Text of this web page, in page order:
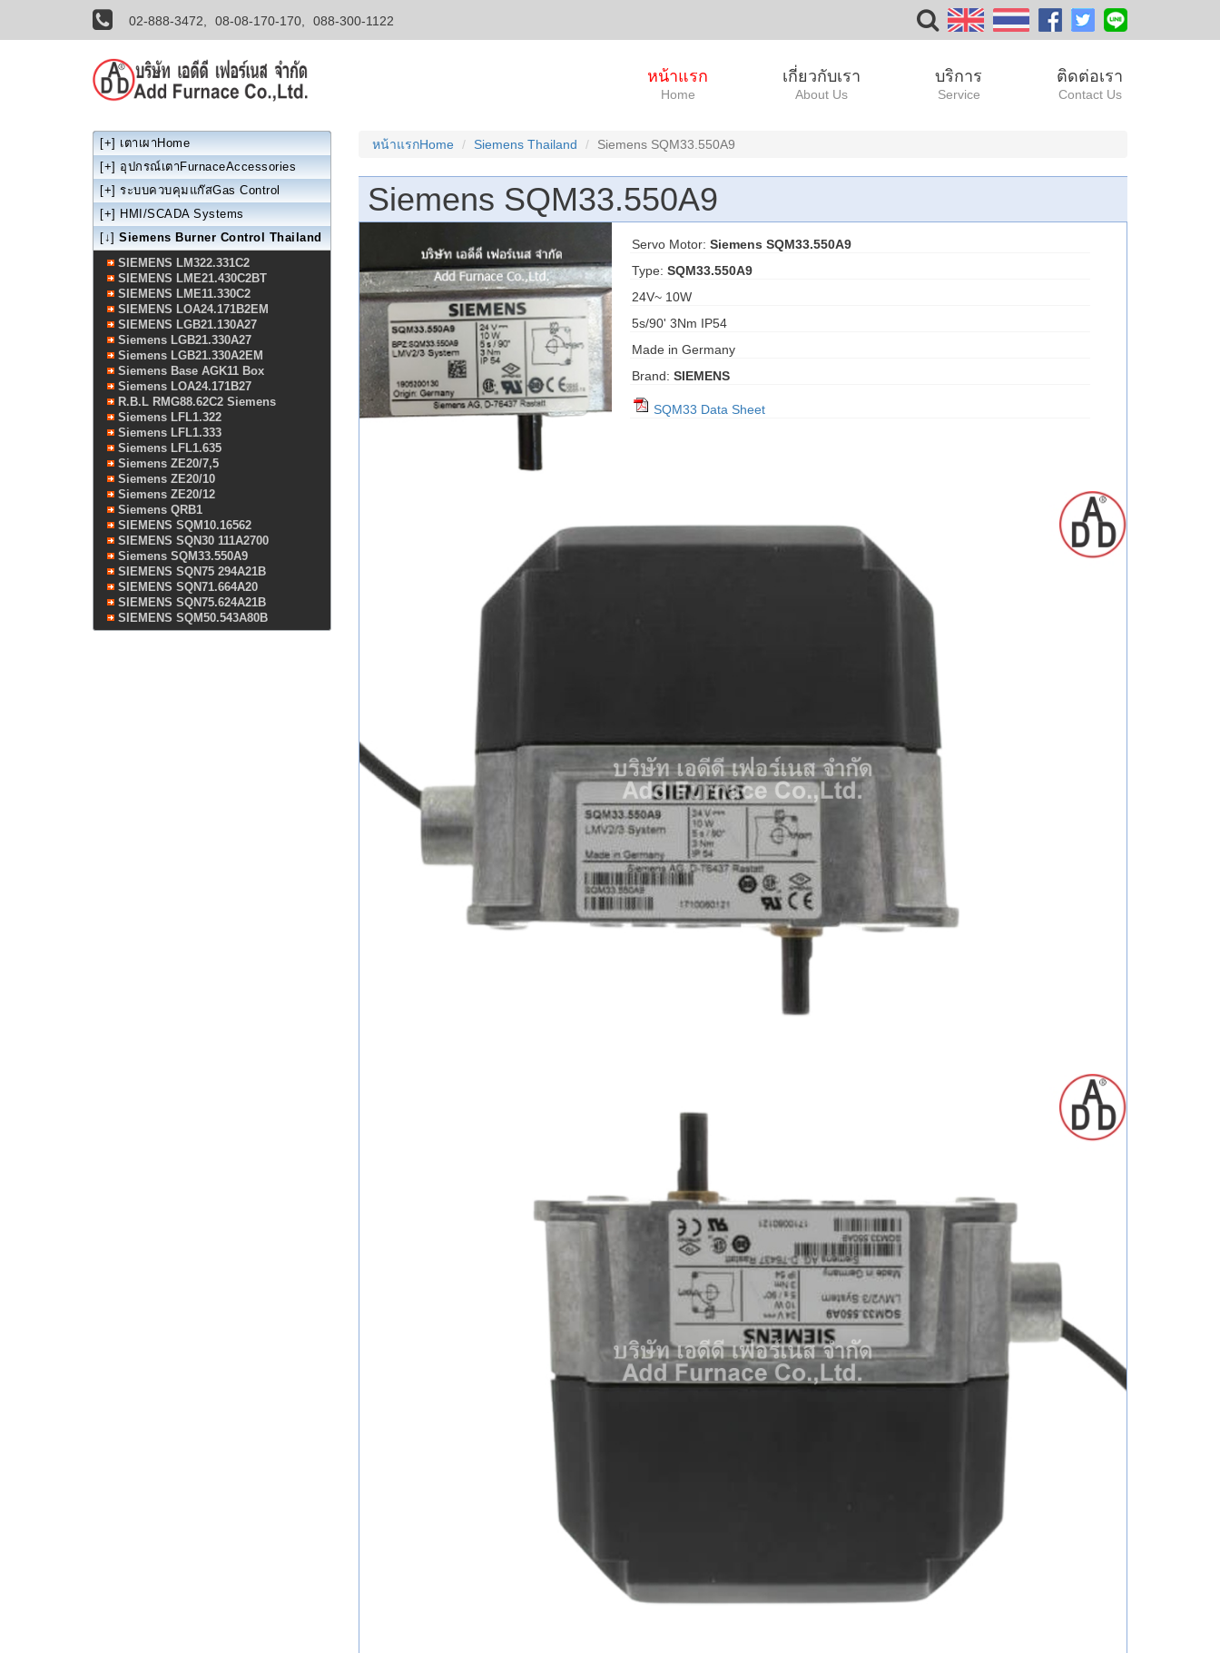
02-888-3472, 08-08-170-170, 088-300-1122
หน้าแรก
Home
เกี่ยวกับเรา
About Us
บริการ
Service
ติดต่อเรา
Contact Us
หน้าแรกHome Siemens Thailand Siemens SQM33.550A9
Siemens SQM33.550A9
Servo Motor: Siemens SQM33.550A9
Type: SQM33.550A9
24V~ 10W
5s/90' 3Nm IP54
Made in Germany
Brand: SIEMENS
SQM33 Data Sheet
[+] เตาเผาHome
[+] อุปกรณ์เตาFurnaceAccessories
[+] ระบบควบคุมแก๊สGas Control
[+] HMI/SCADA Systems
[↓] Siemens Burner Control Thailand
SIEMENS LM322.331C2
SIEMENS LME21.430C2BT
SIEMENS LME11.330C2
SIEMENS LOA24.171B2EM
SIEMENS LGB21.130A27
Siemens LGB21.330A27
Siemens LGB21.330A2EM
Siemens Base AGK11 Box
Siemens LOA24.171B27
R.B.L RMG88.62C2 Siemens
Siemens LFL1.322
Siemens LFL1.333
Siemens LFL1.635
Siemens ZE20/7,5
Siemens ZE20/10
Siemens ZE20/12
Siemens QRB1
SIEMENS SQM10.16562
SIEMENS SQN30 111A2700
Siemens SQM33.550A9
SIEMENS SQN75 294A21B
SIEMENS SQN71.664A20
SIEMENS SQN75.624A21B
SIEMENS SQM50.543A80B